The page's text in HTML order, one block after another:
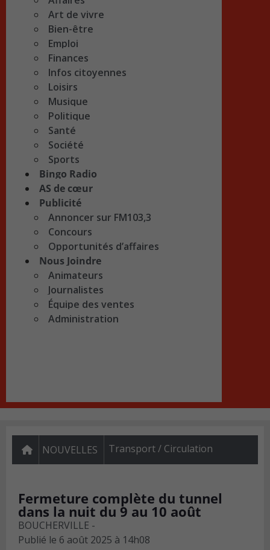
Art de vivre
Bien-être
Emploi
Finances
Infos citoyennes
Loisirs
Musique
Politique
Santé
Société
Sports
Bingo Radio
AS de cœur
Publicité
Annoncer sur FM103,3
Concours
Opportunités d’affaires
Nous Joindre
Animateurs
Journalistes
Équipe des ventes
Administration
NOUVELLES Transport / Circulation
Fermeture complète du tunnel
dans la nuit du 9 au 10 août
BOUCHERVILLE -
Publié le 6 août 2025 à 14h08